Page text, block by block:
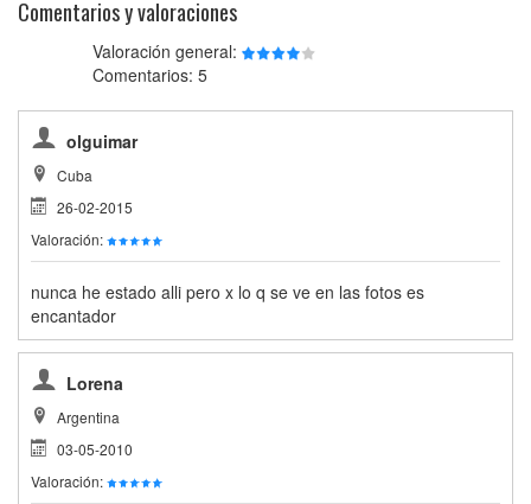
Comentarios y valoraciones
Valoración general:
Comentarios: 5
olguimar
Cuba
26-02-2015
Valoración:
nunca he estado alli pero x lo q se ve en las fotos es
encantador
Lorena
Argentina
03-05-2010
Valoración: